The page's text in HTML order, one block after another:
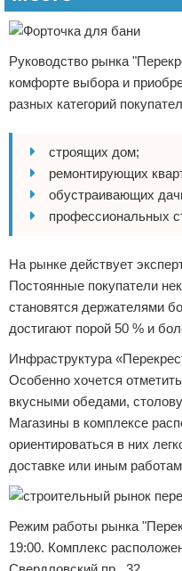
Руководство рынка
комфорте выбора и
разных категорий
строящих дом;
ремонтирующих
обустраивающих
профессиональных
На рынке действует
Постоянные покупатели
становятся держателями
достигают порой 50 % и
Инфраструктура
Особенно хочется
вкусными обедами,
Магазины в комплексе
ориентироваться в них
доставке или иным
Режим работы рынка
19:00. Комплекс